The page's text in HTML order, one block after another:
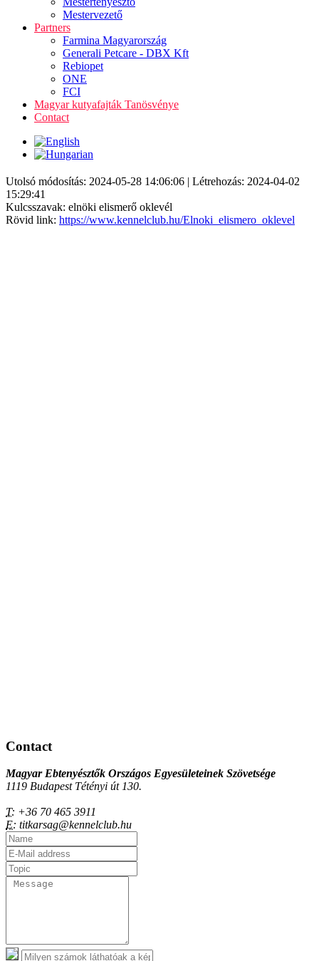
Mestervezető
Partners
Farmina Magyarország
Generali Petcare - DBX Kft
Rebiopet
ONE
FCI
Magyar kutyafajták Tanösvénye
Contact
Utolsó módosítás: 2024-05-28 14:06:06 | Létrehozás: 2024-04-02
15:29:41
Kulcsszavak: elnöki elismerő oklevél
Rövid link: https://www.kennelclub.hu/Elnoki_elismero_oklevel
Contact
Magyar Ebtenyésztők Országos Egyesületeinek Szövetsége
1119 Budapest Tétényi út 130.
T: +36 70 465 3911
E: titkarsag@kennelclub.hu